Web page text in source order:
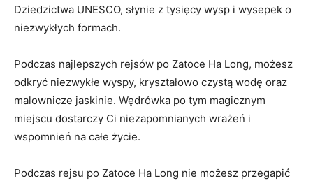
Dziedzictwa UNESCO, słynie z tysięcy ​wysp i wysepek o
niezwykłych formach.
Podczas najlepszych rejsów po⁢ Zatoce Ha Long, możesz
odkryć niezwykłe wyspy, ​kryształowo czystą wodę ‍oraz
malownicze jaskinie. Wędrówka⁤ po tym magicznym
miejscu dostarczy Ci niezapomnianych ​wrażeń ⁣i
⁤wspomnień⁢ na całe życie.
Podczas rejsu po Zatoce Ha Long nie możesz przegapić